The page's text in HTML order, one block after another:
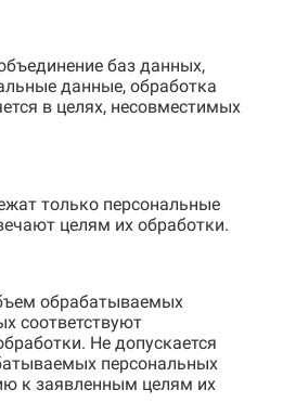
баз данных,
данные, обработка
в целях, несовместимых
только персональные
целям их обработки.
обрабатываемых
соответствуют
Не допускается
персональных
к заявленным целям их